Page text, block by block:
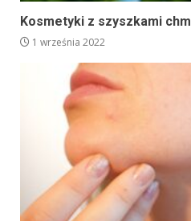
Kosmetyki z szyszkami
1 września 2022